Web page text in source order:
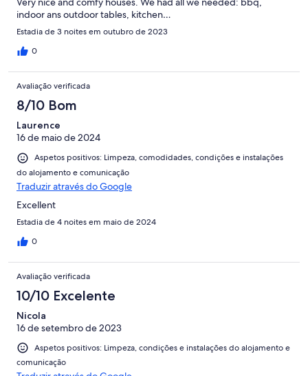
indoor ans outdoor tables, kitchen…
Estadia de 3 noites em outubro de 2023
0
Avaliação verificada
8/10 Bom
Laurence
16 de maio de 2024
Aspetos positivos: Limpeza, comodidades, condições e instalações
do alojamento e comunicação
Traduzir através do Google
Excellent
Estadia de 4 noites em maio de 2024
0
Avaliação verificada
10/10 Excelente
Nicola
16 de setembro de 2023
Aspetos positivos: Limpeza, condições e instalações do alojamento e
comunicação